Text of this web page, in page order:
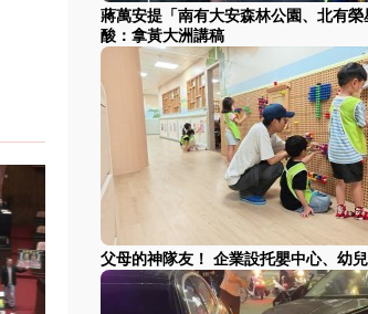
蔣萬安提「南有大安森林公園、北有榮
酸：拿黃大洲講稿
父母的神隊友！ 企業設托嬰中心、幼